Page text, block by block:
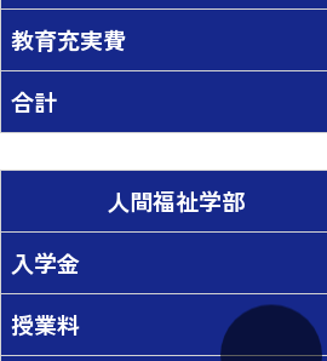
教育充実費
合計
人間福祉学部
入学金
授業料